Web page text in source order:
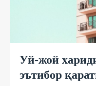
Уй-жой
эътибор